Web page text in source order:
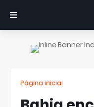
Página inicial